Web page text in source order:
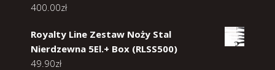
400.00zł
Royalty Line Zestaw Noży Stal
Nierdzewna 5El.+ Box (RLSS500)
49.90zł